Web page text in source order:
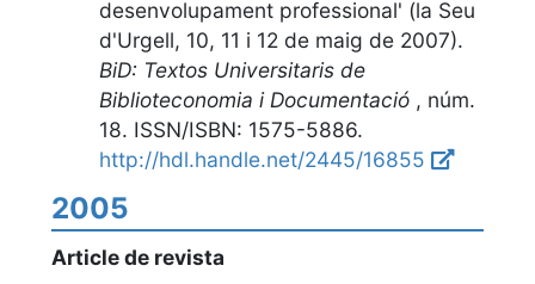
desenvolupament professional' (la Seu
d'Urgell, 10, 11 i 12 de maig de 2007).
BiD: Textos Universitaris de
Biblioteconomia i Documentació , núm.
18. ISSN/ISBN: 1575-5886.
http://hdl.handle.net/2445/16855
2005
Article de revista